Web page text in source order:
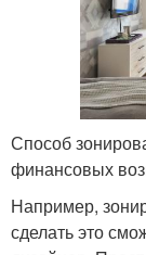
Способ
финансовых
Например,
сделать это